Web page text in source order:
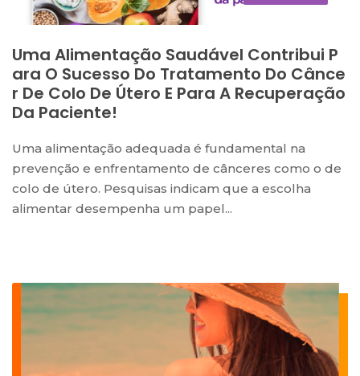
Uma Alimentação Saudável Contribui P
Ara O Sucesso Do Tratamento Do Cânce
R De Colo De Útero E Para A Recuperação
Da Paciente!
Uma alimentação adequada é fundamental na
prevenção e enfrentamento de cânceres como o de
colo de útero. Pesquisas indicam que a escolha
alimentar desempenha um papel...